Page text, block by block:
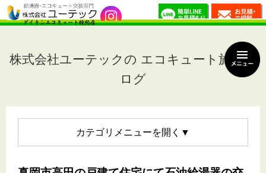
株式会社ユーテックの エコキュート施工ブ
ログ
カテゴリメニュー